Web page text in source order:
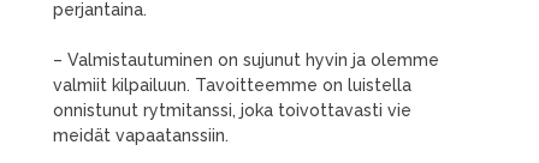
perjantaina.
– Valmistautuminen on sujunut hyvin ja olemme
valmiit kilpailuun. Tavoitteemme on luistella
onnistunut rytmitanssi, joka toivottavasti vie
meidät vapaatanssiin.